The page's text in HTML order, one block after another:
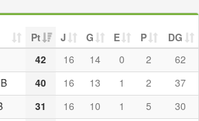
Pt J G E P
DG
42 16 14 0 2
62
40 16 13 1 2
37
31 16 10 1 5
30